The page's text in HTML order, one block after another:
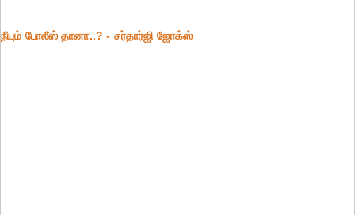
நீயும் போலீஸ் தானா..? - சர்தார்ஜி ஜோக்ஸ்